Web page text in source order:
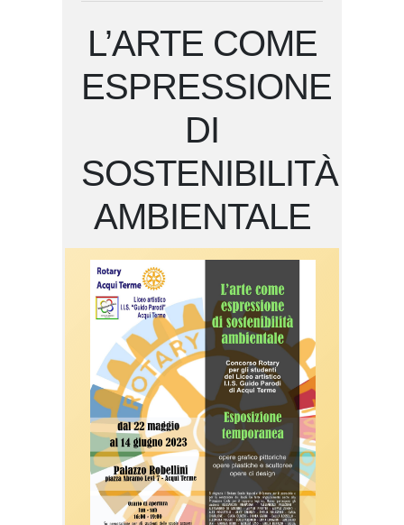
L’ARTE COME
ESPRESSIONE
DI
SOSTENIBILITÀ
AMBIENTALE